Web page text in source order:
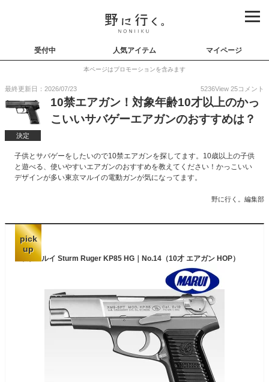
受付中 人気アイテム マイページ
本ページはプロモーションを含みます
最終更新日：2026/07/23 5236View 25コメント
決定
10禁エアガン！対象年齢10才以上のかっ
こいいサバゲーエアガンのおすすめは？
子供とサバゲーをしたいので10禁エアガンを探してます。10歳以上の子供
と遊べる、使いやすいエアガンのおすすめを教えてください！かっこいい
デザインが多い東京マルイの電動ガンが気になってます。
野に行く。編集部
pick
up
東京マルイ Sturm Ruger KP85 HG｜No.14（10才 エアガン HOP）